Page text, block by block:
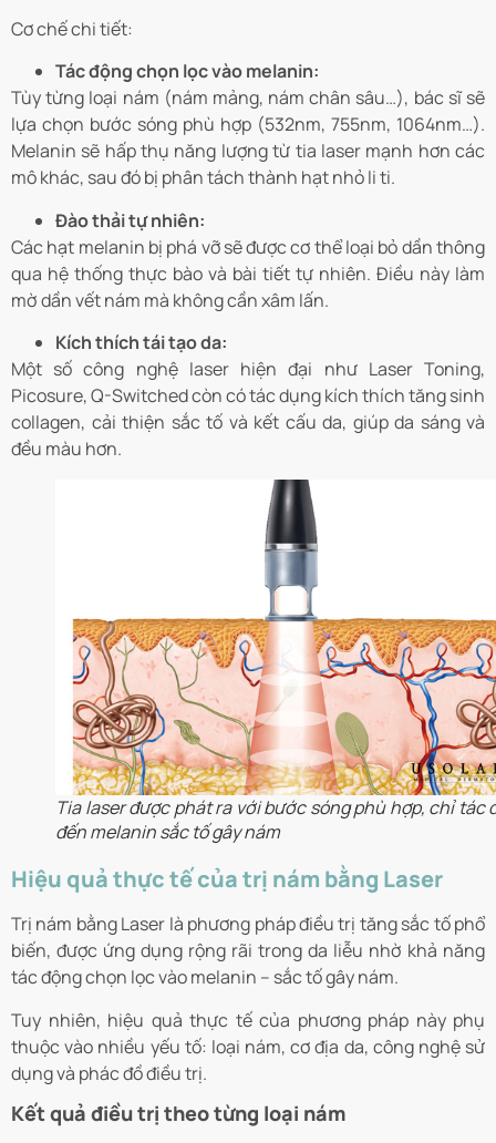
Cơ chế chi tiết:
Tác động chọn lọc vào melanin:
Tùy từng loại nám (nám mảng, nám chân sâu…), bác sĩ sẽ
lựa chọn bước sóng phù hợp (532nm, 755nm, 1064nm…).
Melanin sẽ hấp thụ năng lượng từ tia laser mạnh hơn các
mô khác, sau đó bị phân tách thành hạt nhỏ li ti.
Đào thải tự nhiên:
Các hạt melanin bị phá vỡ sẽ được cơ thể loại bỏ dần thông
qua hệ thống thực bào và bài tiết tự nhiên. Điều này làm
mờ dần vết nám mà không cần xâm lấn.
Kích thích tái tạo da:
Một số công nghệ laser hiện đại như Laser Toning,
Picosure, Q-Switched còn có tác dụng kích thích tăng sinh
collagen, cải thiện sắc tố và kết cấu da, giúp da sáng và
đều màu hơn.
Tia laser được phát ra với bước sóng phù hợp, chỉ tác
đến melanin sắc tố gây nám
Hiệu quả thực tế của trị nám bằng Laser
Trị nám bằng Laser là phương pháp điều trị tăng sắc tố phổ
biến, được ứng dụng rộng rãi trong da liễu nhờ khả năng
tác động chọn lọc vào melanin – sắc tố gây nám.
Tuy nhiên, hiệu quả thực tế của phương pháp này phụ
thuộc vào nhiều yếu tố: loại nám, cơ địa da, công nghệ sử
dụng và phác đồ điều trị.
Kết quả điều trị theo từng loại nám